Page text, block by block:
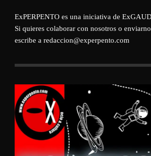
ExPERPENTO es una iniciativa de
Si quieres colaborar con nosotros o
escribe a redaccion@experpento.com